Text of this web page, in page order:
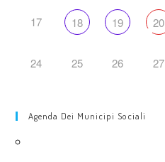
17 18 19 20
24 25 26 27
Agenda Dei Municipi Sociali